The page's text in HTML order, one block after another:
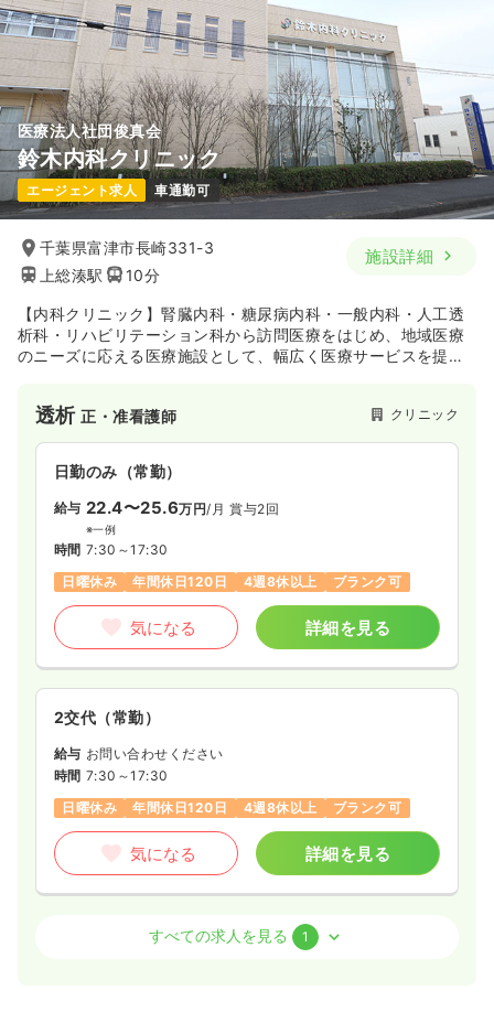
医療法人社団俊真会
鈴木内科クリニック
エージェント求人 車通勤可
千葉県富津市長崎331-3
上総湊駅
10分
施設詳細
【内科クリニック】腎臓内科・糖尿病内科・一般内科・人工透
析科・リハビリテーション科から訪問医療をはじめ、地域医療
のニーズに応える医療施設として、幅広く医療サービスを提供
透析正・准看護師 クリニック
日勤のみ（常勤）
給与 22.4〜25.6万円/月 賞与2回
※一例
時間 7:30～17:30
日曜休み
年間休日120日 4週8休以上 ブランク可
気になる 詳細を見る
2交代（常勤）
給与 お問い合わせください
時間 7:30～17:30
日曜休み
年間休日120日 4週8休以上 ブランク可
気になる 詳細を見る
正・准看護師すべての求人を見る 1